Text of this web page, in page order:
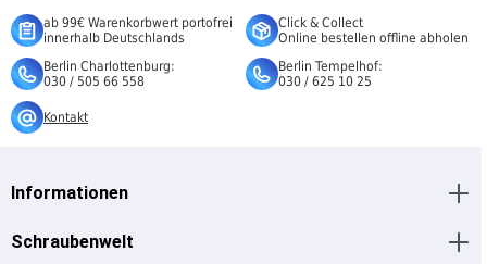
ab 99€ Warenkorbwert portofrei
innerhalb Deutschlands
Click & Collect
Online bestellen offline abholen
Berlin Charlottenburg:
030 / 505 66 558
Berlin Tempelhof:
030 / 625 10 25
Kontakt
Informationen
Schraubenwelt